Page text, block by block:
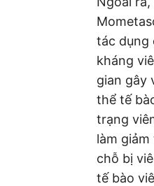
tác dụng
kháng
gian gây
thể tế
trạng
làm
chỗ bị
tế bào